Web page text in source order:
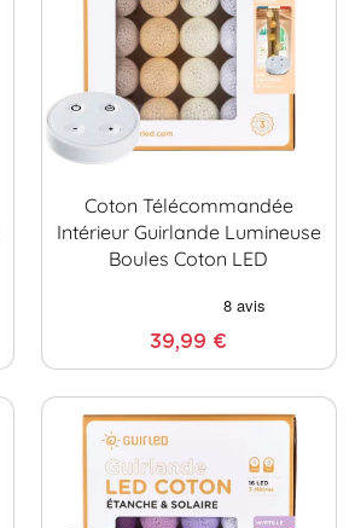
Coton Télécommandée
Intérieur Guirlande Lumineuse
Boules Coton LED
39,99 €